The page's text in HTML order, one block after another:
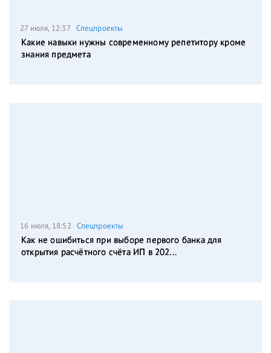
27 июля, 12:37 Спецпроекты
Какие навыки нужны современному репетитору кроме
знания предмета
16 июля, 18:52 Спецпроекты
Как не ошибиться при выборе первого банка для
открытия расчётного счёта ИП в 202...